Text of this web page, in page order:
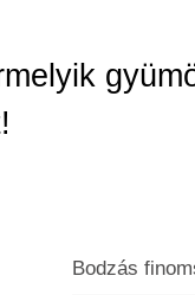
Bodzás